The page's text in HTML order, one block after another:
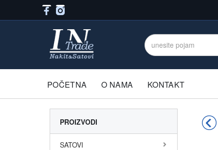
POČETNA O NAMA KONTAKT
PROIZVODI
SATOVI